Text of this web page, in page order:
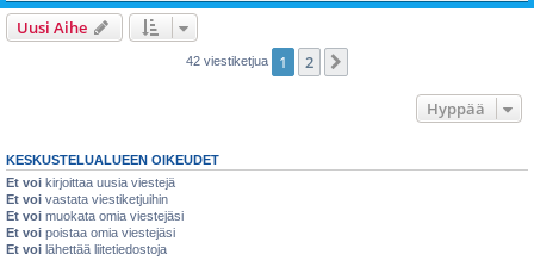
Uusi Aihe
42 viestiketjua 1 2
Hyppää
KESKUSTELUALUEEN OIKEUDET
Et voi kirjoittaa uusia viestejä
Et voi vastata viestiketjuihin
Et voi muokata omia viestejäsi
Et voi poistaa omia viestejäsi
Et voi lähettää liitetiedostoja